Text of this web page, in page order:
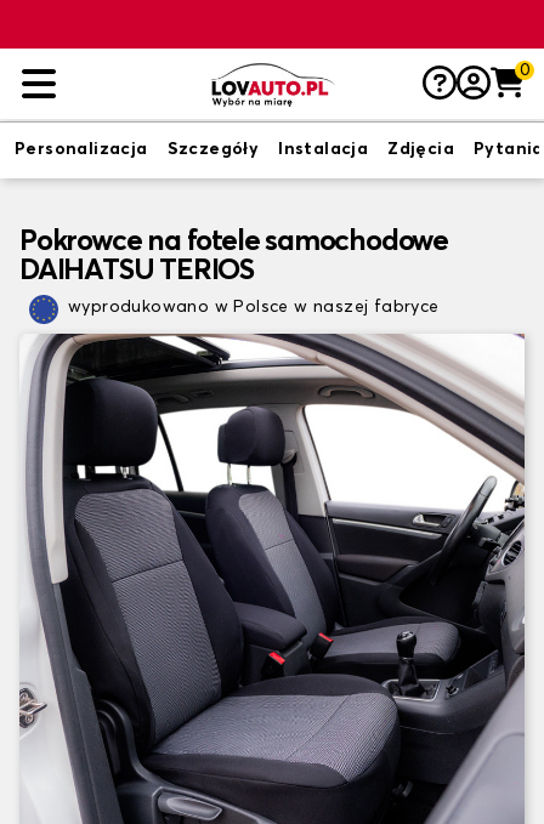
0
Personalizacja Szczegóły Instalacja Zdjęcia Pytania
Pokrowce na fotele samochodowe
DAIHATSU TERIOS
wyprodukowano w Polsce w naszej fabryce